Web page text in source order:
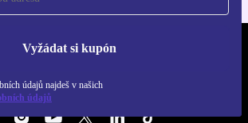
Vyžádat si kupón
údajů najdeš v našich
údajů
ČESKO - RETHINK NEW.
SLEDUJ NÁS